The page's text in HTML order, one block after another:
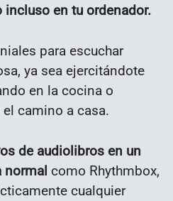
en tu ordenador.
para escuchar
ya sea ejercitándote
en la cocina o
camino a casa.
de audiolibros en un
normal como Rhythmbox,
cualquier